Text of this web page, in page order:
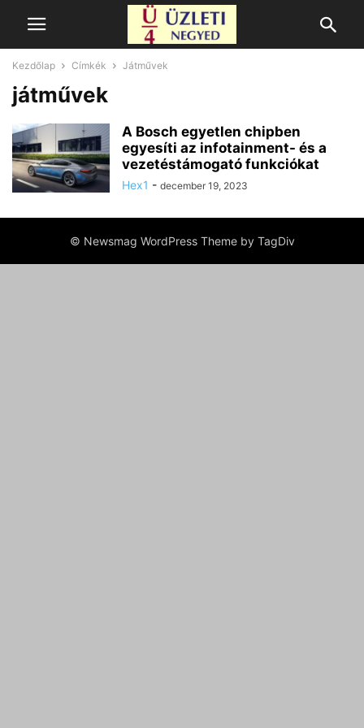
Kezdőlap Címkék Játművek
játművek
A Bosch egyetlen chipben
egyesíti az infotainment- és a
vezetéstámogató funkciókat
Hex1 - december 19, 2023
© Newsmag WordPress Theme by TagDiv